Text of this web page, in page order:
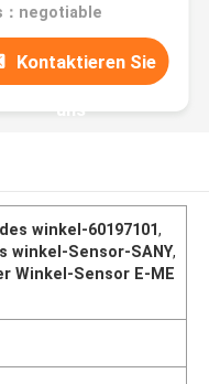
：negotiable
Kontaktieren Sie
uns
winkel-60197101,
winkel-Sensor-SANY,
Winkel-Sensor E-ME